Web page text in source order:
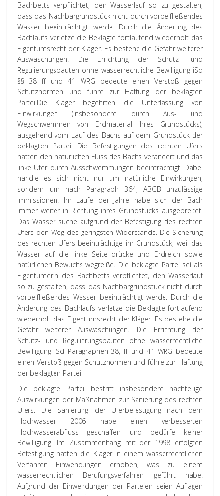
Bachbetts verpflichtet, den Wasserlauf so zu gestalten,
dass das Nachbargrundstück nicht durch vorbeifließendes
Wasser beeinträchtigt werde. Durch die Änderung des
Bachlaufs verletze die Beklagte fortlaufend wiederholt das
Eigentumsrecht der Kläger. Es bestehe die Gefahr weiterer
Auswaschungen. Die Errichtung der Schutz- und
Regulierungsbauten ohne wasserrechtliche Bewilligung iSd
§§ 38 ff und 41 WRG bedeute einen Verstoß gegen
Schutznormen und führe zur Haftung der beklagten
Partei.Die Kläger begehrten die Unterlassung von
Einwirkungen (insbesondere durch Aus- und
Wegschwemmen von Erdmaterial ihres Grundstücks),
ausgehend vom Lauf des Bachs auf dem Grundstück der
beklagten Partei. Die Befestigungen des rechten Ufers
hätten den natürlichen Fluss des Bachs verändert und das
linke Ufer durch Ausschwemmungen beeinträchtigt. Dabei
handle es sich nicht nur um natürliche Einwirkungen,
sondern um nach Paragraph 364, ABGB unzulässige
Immissionen. Im Laufe der Jahre habe sich der Bach
immer weiter in Richtung ihres Grundstücks ausgebreitet.
Das Wasser suche aufgrund der Befestigung des rechten
Ufers den Weg des geringsten Widerstands. Die Sicherung
des rechten Ufers beeinträchtige ihr Grundstück, weil das
Wasser auf die linke Seite drücke und Erdreich sowie
natürlichen Bewuchs wegreiße. Die beklagte Partei sei als
Eigentümerin des Bachbetts verpflichtet, den Wasserlauf
so zu gestalten, dass das Nachbargrundstück nicht durch
vorbeifließendes Wasser beeinträchtigt werde. Durch die
Änderung des Bachlaufs verletze die Beklagte fortlaufend
wiederholt das Eigentumsrecht der Kläger. Es bestehe die
Gefahr weiterer Auswaschungen. Die Errichtung der
Schutz- und Regulierungsbauten ohne wasserrechtliche
Bewilligung iSd Paragraphen 38, ff und 41 WRG bedeute
einen Verstoß gegen Schutznormen und führe zur Haftung
der beklagten Partei.
Die beklagte Partei bestritt insbesondere nachteilige
Auswirkungen der Maßnahmen zur Sanierung des rechten
Ufers. Die Sanierung der Uferbefestigung nach dem
Hochwasser 2006 habe einen verbesserten
Hochwasserabfluss geschaffen und bedürfe keiner
Bewilligung. Im Zusammenhang mit der 1998 erfolgten
Befestigung hätten die Kläger in einem wasserrechtlichen
Verfahren Einwendungen erhoben, was zu einem
wasserrechtlichen Berufungsverfahren geführt habe.
Aufgrund der Einwendungen der Parteien seien Auflagen